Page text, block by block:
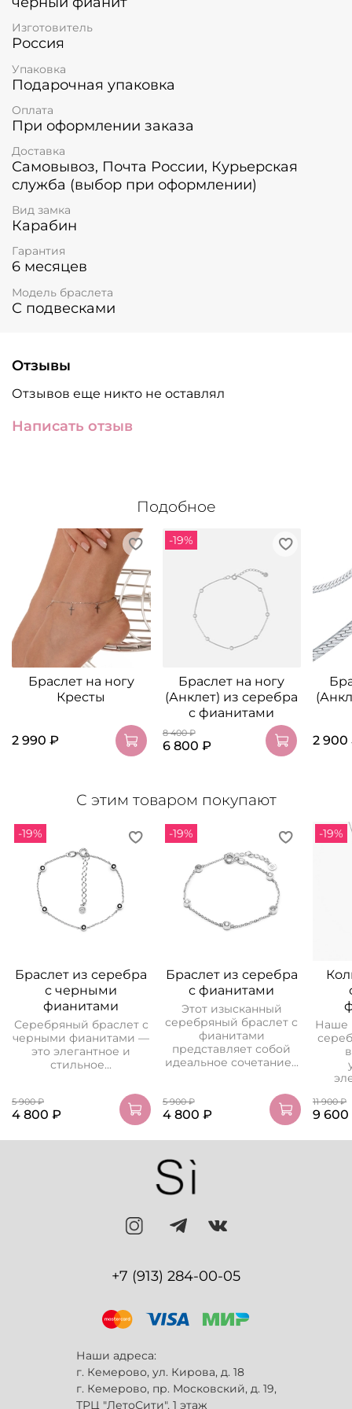
Этот браслет станет настоящим акцентом
роскоши.Размер браслета регулируется от 21 до
25 см, застежка - надежный шпрингельный замок
(Карабин). Гарантия качества - 6
месяцев.Подарите себе или своим близким
возможность выделяться и сиять с помощью
этого удивительного украшения!
Изготовитель
Россия
Упаковка
Подарочная упаковка
Оплата
При оформлении заказа
Доставка
Самовывоз, Почта России, Курьерская
служба (выбор при оформлении)
Вид замка
Карабин
Гарантия
6 месяцев
Модель браслета
С подвесками
Отзывы
Отзывов еще никто не оставлял
Написать отзыв
Подобное
Браслет на ногу
Кресты
2 990 ₽
-19%
Браслет на ногу
(Анклет) из серебра
с фианитами
8 400 ₽
6 800 ₽ 2 900
С этим товаром покупают
-19%
Браслет из серебра
с черными
фианитами
Серебряный браслет с
черными фианитами —
это элегантное и
стильное...
5 900 ₽
4 800 ₽
-19%
Браслет из серебра
с фианитами
Этот изысканный
серебряный браслет с
фианитами
представляет собой
идеальное сочетание...
5 900 ₽
4 800 ₽
-19%
Наше
11 900 ₽
9 600
+7 (913) 284-00-05
Наши адреса:
г. Кемерово, ул. Кирова, д. 18
г. Кемерово, пр. Московский, д. 19,
ТРЦ "ЛетоСити", 1 этаж